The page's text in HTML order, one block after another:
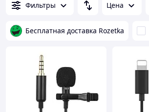
Фильтры Цена
Бесплатная доставка Rozetka